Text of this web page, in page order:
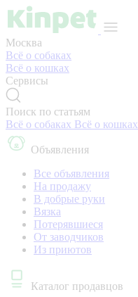
Москва
Всё о собаках
Всё о кошках
Сервисы
Поиск по статьям
Всё о собаках Всё о кошках
Объявления
Все объявления
На продажу
В добрые руки
Вязка
Потерявшиеся
От заводчиков
Из приютов
Каталог продавцов